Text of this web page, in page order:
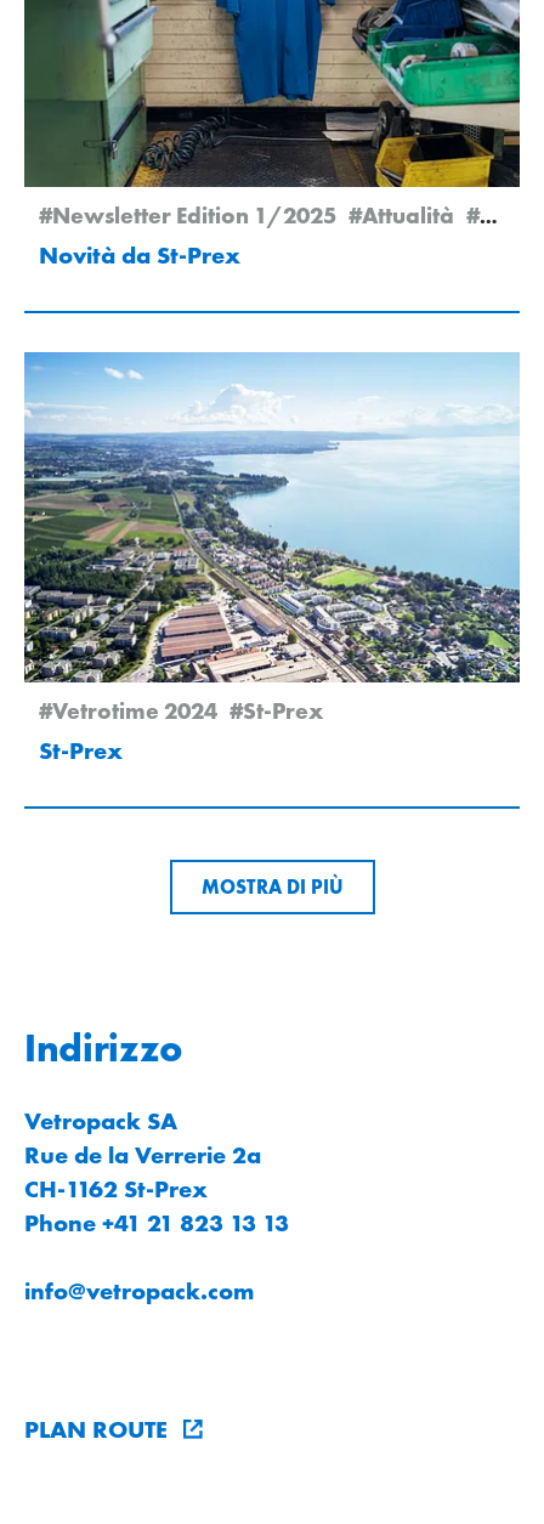
#Newsletter Edition 1/2025 #Attualità #St-Prex
Novità da St-Prex
#Vetrotime 2024 #St-Prex
St-Prex
MOSTRA DI PIÙ
Indirizzo
Vetropack SA
Rue de la Verrerie 2a
CH-1162 St-Prex
Phone +41 21 823 13 13
info@vetropack.com
PLAN ROUTE